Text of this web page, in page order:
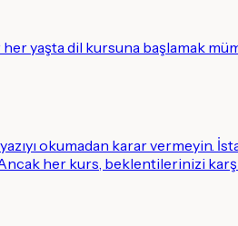
yaşta dil kursuna başlamak
okumadan karar vermeyin.
her kurs, beklentilerinizi